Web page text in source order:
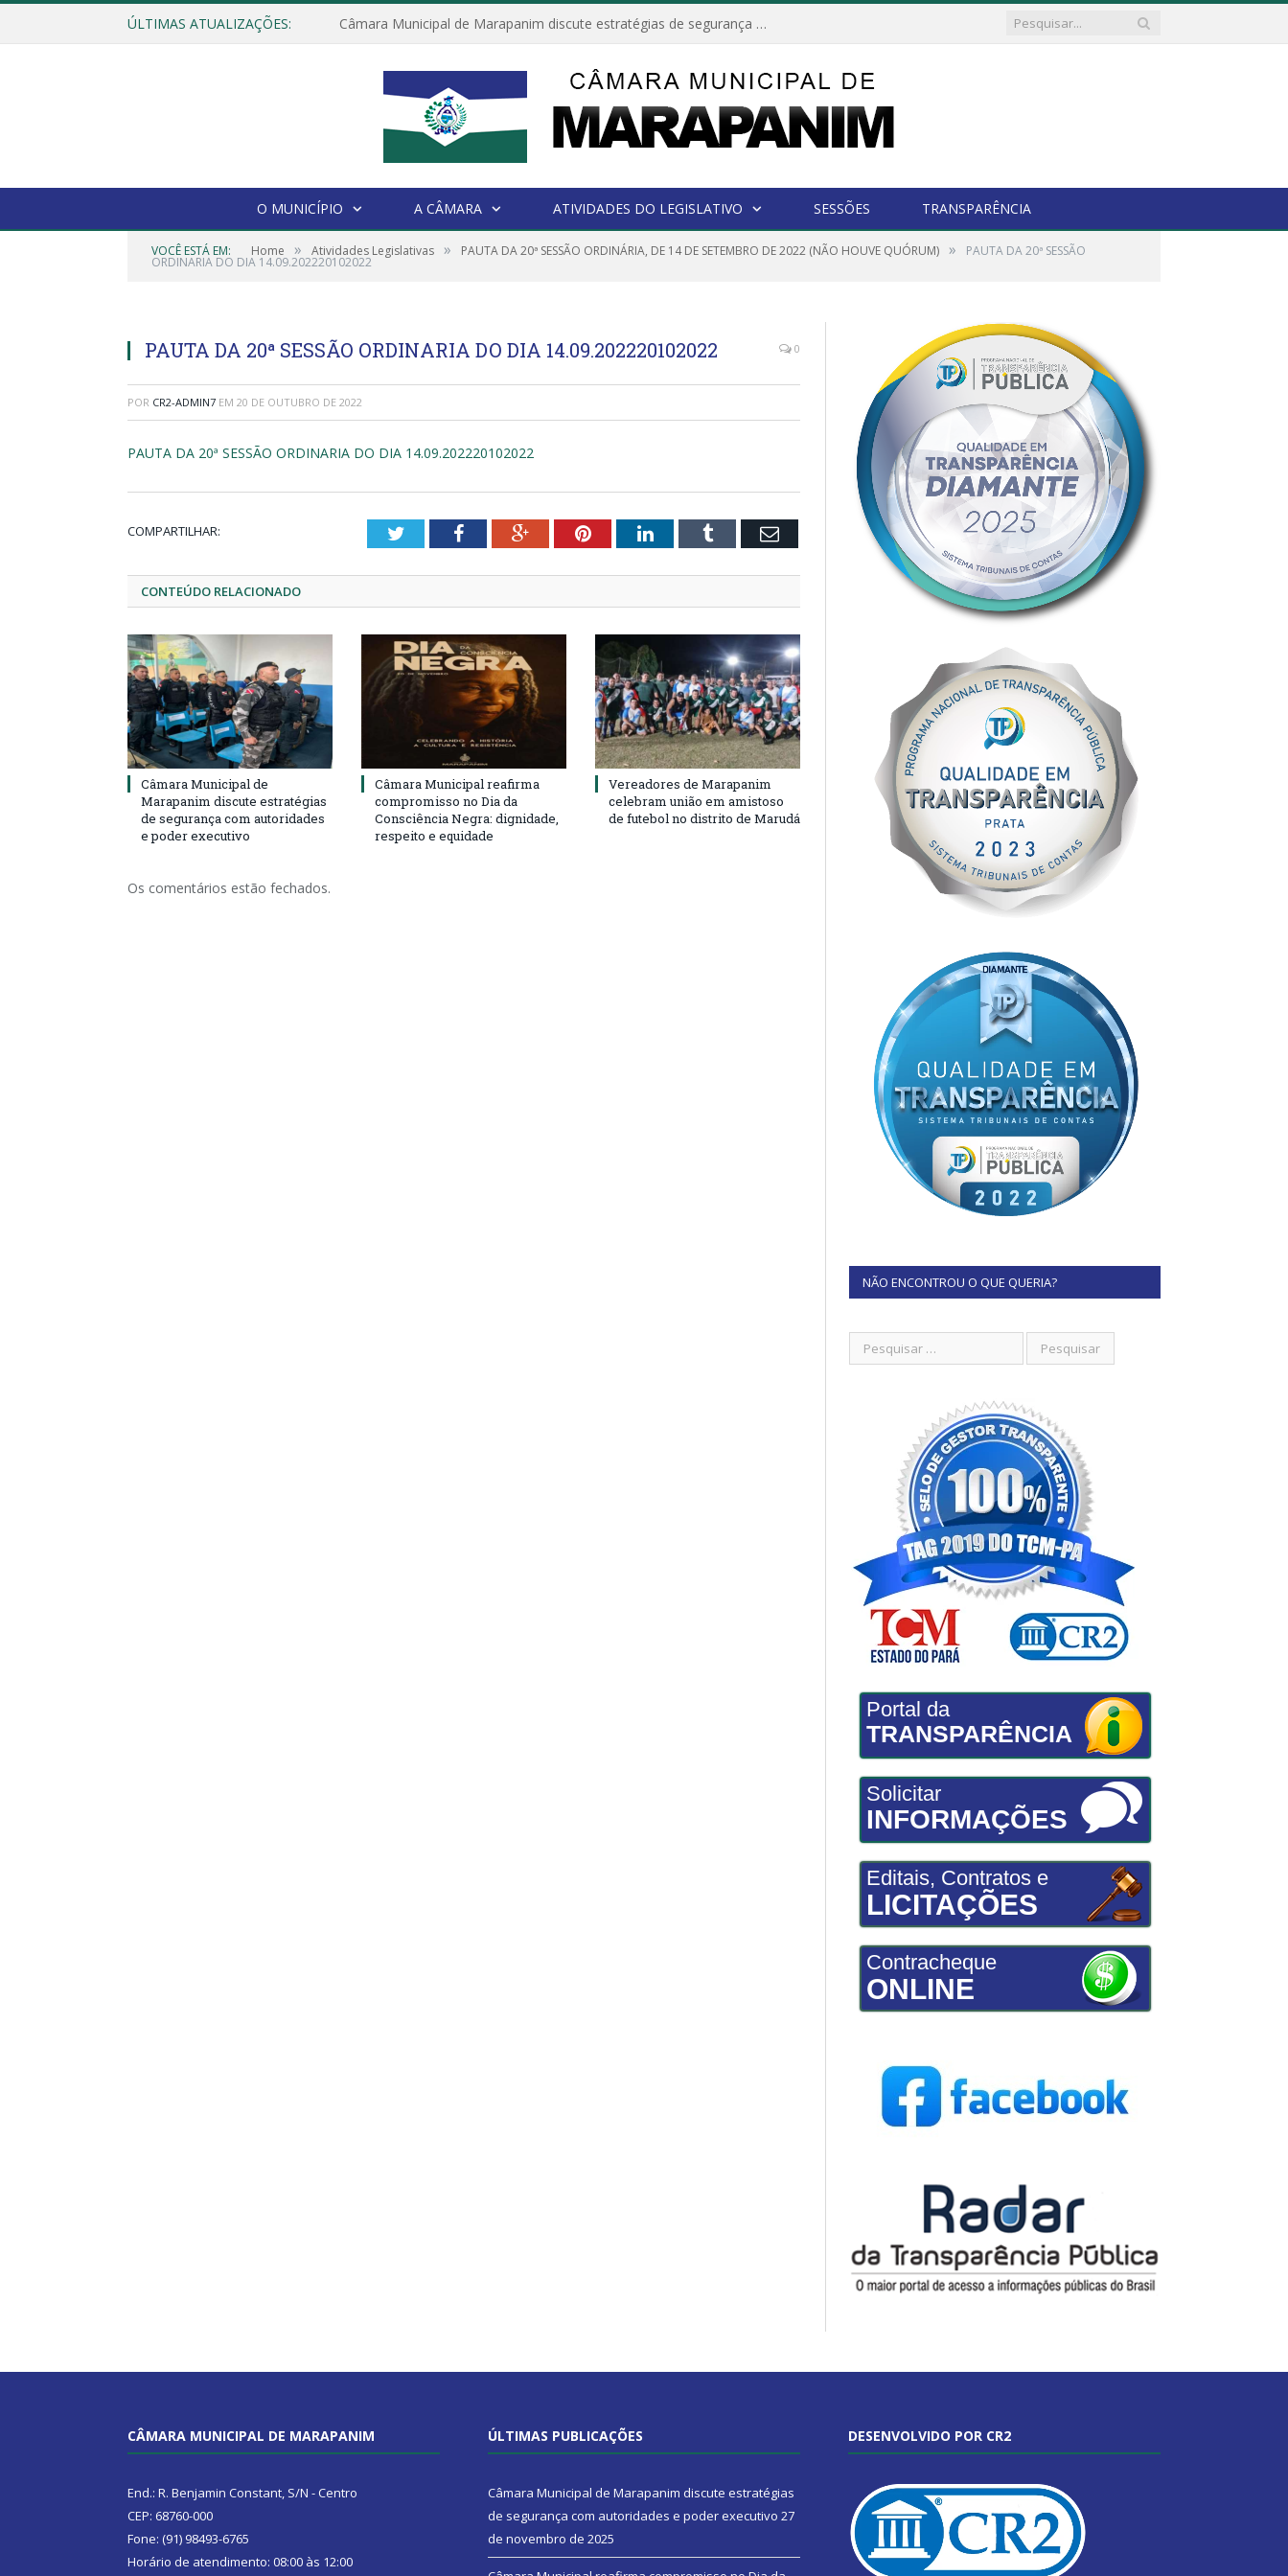
ÚLTIMAS ATUALIZAÇÕES: Câmara Municipal de Marapanim discute estratégias de segurança com autoridades e poder executivo
O MUNICÍPIO A CÂMARA ATIVIDADES DO LEGISLATIVO SESSÕES TRANSPARÊNCIA
VOCÊ ESTÁ EM: Home » Atividades Legislativas » PAUTA DA 20ª SESSÃO ORDINÁRIA, DE 14 DE SETEMBRO DE 2022 (NÃO HOUVE QUÓRUM) » PAUTA DA 20ª SESSÃO
ORDINARIA DO DIA 14.09.202220102022
PAUTA DA 20ª SESSÃO ORDINARIA DO DIA 14.09.202220102022 0
POR CR2-ADMIN7 EM 20 DE OUTUBRO DE 2022
PAUTA DA 20ª SESSÃO ORDINARIA DO DIA 14.09.202220102022
COMPARTILHAR: TwitterFacebookGoogle+PinterestLinkedInTumblr Email
CONTEÚDO RELACIONADO
Câmara Municipal de
Marapanim discute estratégias
de segurança com autoridades
e poder executivo
Câmara Municipal reafirma
compromisso no Dia da
Consciência Negra: dignidade,
respeito e equidade
Vereadores de Marapanim
celebram união em amistoso
de futebol no distrito de Marudá
Os comentários estão fechados.
NÃO ENCONTROU O QUE QUERIA?
Portal da
TRANSPARÊNCIA
Solicitar
INFORMAÇÕES
Editais, Contratos e
LICITAÇÕES
Contracheque
ONLINE
CÂMARA MUNICIPAL DE MARAPANIM
End.: R. Benjamin Constant, S/N - Centro
CEP: 68760-000
Fone: (91) 98493-6765
Horário de atendimento: 08:00 às 12:00
ÚLTIMAS PUBLICAÇÕES
Câmara Municipal de Marapanim discute estratégias
de segurança com autoridades e poder executivo 27
de novembro de 2025
DESENVOLVIDO POR CR2